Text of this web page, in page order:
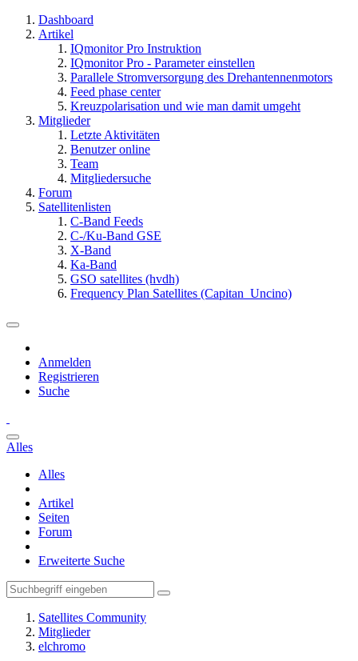
Dashboard
Artikel
IQmonitor Pro Instruktion
IQmonitor Pro - Parameter einstellen
Parallele Stromversorgung des Drehantennenmotors
Feed phase center
Kreuzpolarisation und wie man damit umgeht
Mitglieder
Letzte Aktivitäten
Benutzer online
Team
Mitgliedersuche
Forum
Satellitenlisten
C-Band Feeds
C-/Ku-Band GSE
X-Band
Ka-Band
GSO satellites (hvdh)
Frequency Plan Satellites (Capitan_Uncino)
Anmelden
Registrieren
Suche
Alles
Alles
Artikel
Seiten
Forum
Erweiterte Suche
Satellites Community
Mitglieder
elchromo